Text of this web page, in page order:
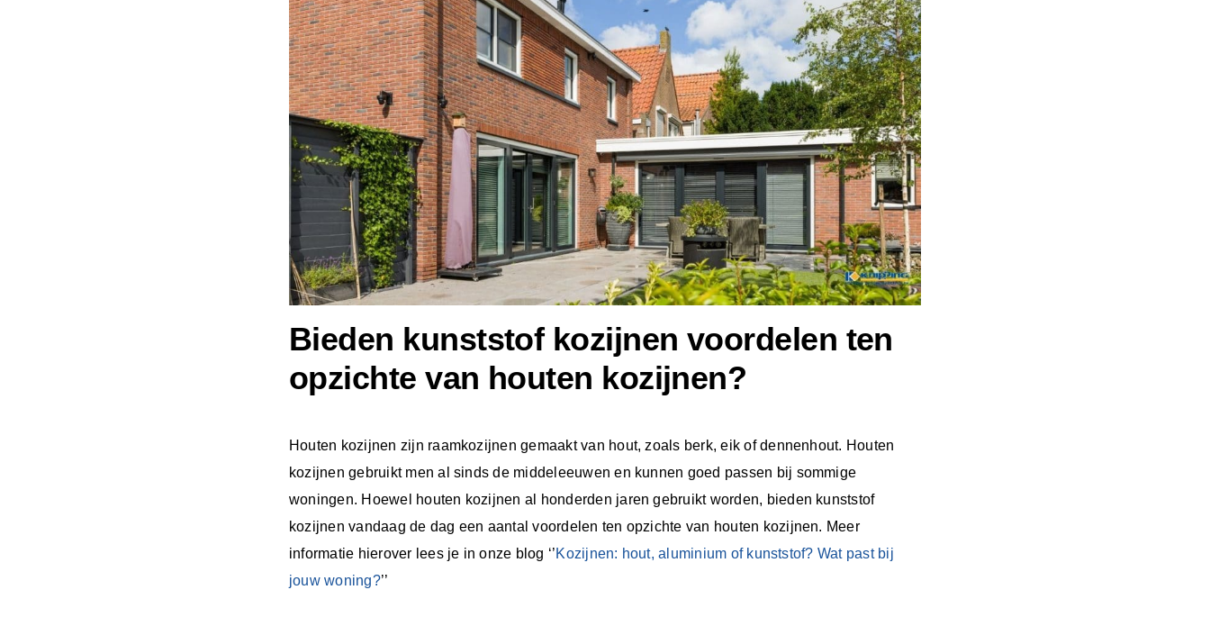
Bieden kunststof kozijnen voordelen ten
opzichte van houten kozijnen?
Houten kozijnen zijn raamkozijnen gemaakt van hout, zoals berk, eik of dennenhout. Houten
kozijnen gebruikt men al sinds de middeleeuwen en kunnen goed passen bij sommige
woningen. Hoewel houten kozijnen al honderden jaren gebruikt worden, bieden kunststof
kozijnen vandaag de dag een aantal voordelen ten opzichte van houten kozijnen. Meer
informatie hierover lees je in onze blog ‘’Kozijnen: hout, aluminium of kunststof? Wat past bij
jouw woning?’’